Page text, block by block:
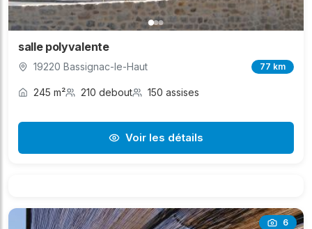
salle polyvalente
19220 Bassignac-le-Haut 77 km
245 m² 210 debout 150 assises
Voir les détails
6